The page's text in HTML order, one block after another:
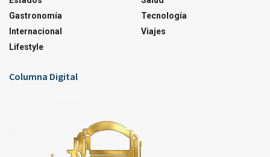
Gastronomía
Internacional
Lifestyle
Tecnología
Viajes
Columna Digital